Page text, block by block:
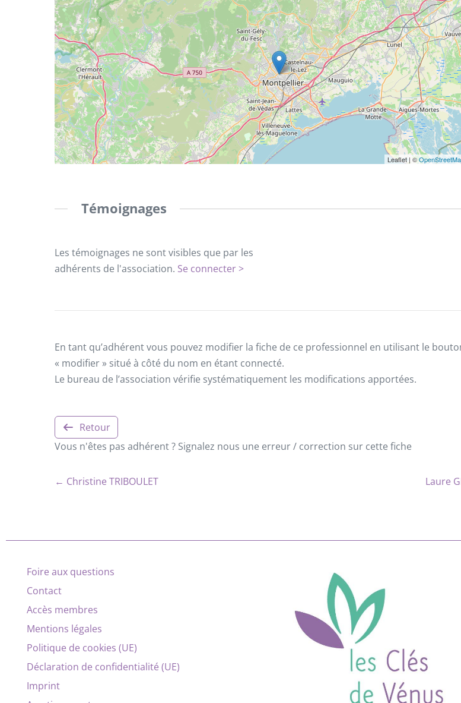
Leaflet | ©
Témoignages
Les témoignages ne sont visibles que par les
adhérents de l'association. Se connecter >
En tant qu’adhérent vous pouvez modifier la fiche de ce professionnel en utilisant le
« modifier » situé à côté du nom en étant connecté.
Le bureau de l’association vérifie systématiquement les modifications apportées.
Retour
Vous n'êtes pas adhérent ? Signalez nous une erreur / correction sur cette fiche
← Christine TRIBOULET Laure
Foire aux questions
Contact
Accès membres
Mentions légales
Politique de cookies (UE)
Déclaration de confidentialité (UE)
Imprint